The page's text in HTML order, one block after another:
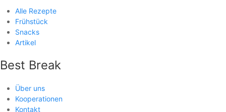
Alle Rezepte
Frühstück
Snacks
Artikel
Best Break
Über uns
Kooperationen
Kontakt